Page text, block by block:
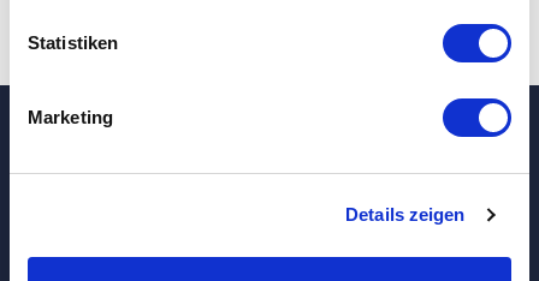
Statistiken
Marketing
Details zeigen
Hauptverwaltung / Rechenzentrum